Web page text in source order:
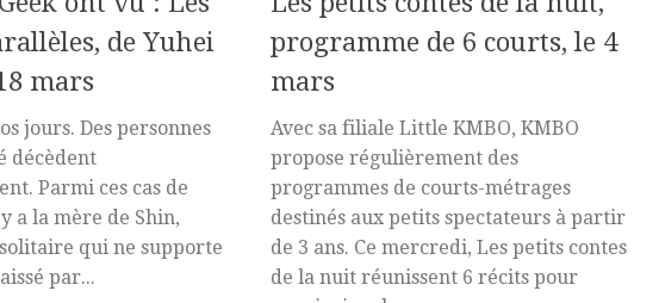
de Yuhei
mars
jours. Des personnes
décèdent
Parmi ces cas de
a la mère de Shin,
qui ne supporte
par...
programme de 6 courts, le 4
mars
Avec sa filiale Little KMBO, KMBO
propose régulièrement des
programmes de courts-métrages
destinés aux petits spectateurs à partir
de 3 ans. Ce mercredi, Les petits contes
de la nuit réunissent 6 récits pour